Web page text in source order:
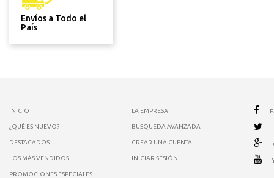
Envíos a Todo el
País
INICIO
¿QUÉ ES NUEVO?
DESTACADOS
LOS MÁS VENDIDOS
PROMOCIONES ESPECIALES
LA EMPRESA
BUSQUEDA AVANZADA
CREAR UNA CUENTA
INICIAR SESIÓN